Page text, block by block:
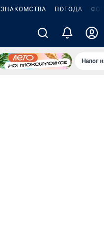
ЗНАКОМСТВА ПОГОДА
Налог